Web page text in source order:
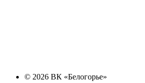
© 2026 ВК «Белогорье»